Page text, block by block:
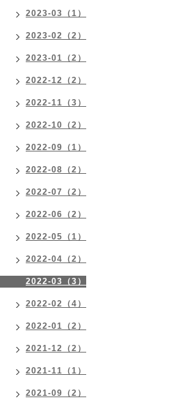
2023-03（1）
2023-02（2）
2023-01（2）
2022-12（2）
2022-11（3）
2022-10（2）
2022-09（1）
2022-08（2）
2022-07（2）
2022-06（2）
2022-05（1）
2022-04（2）
2022-03（3）
2022-02（4）
2022-01（2）
2021-12（2）
2021-11（1）
2021-09（2）